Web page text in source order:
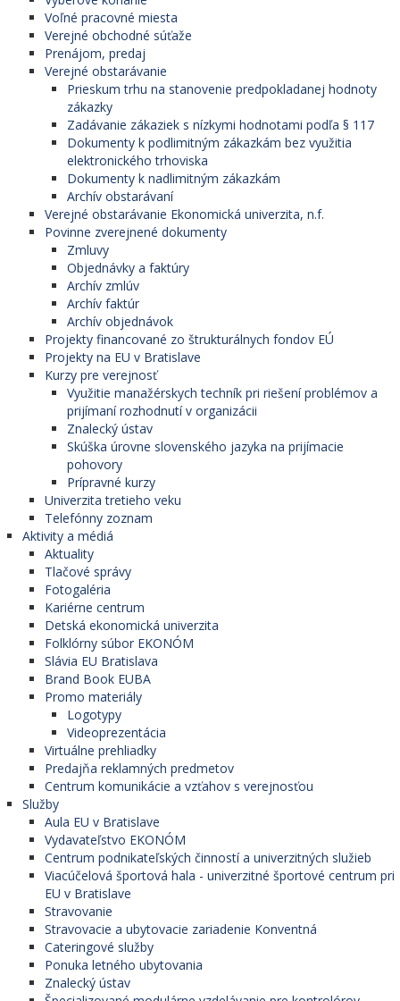
Voľné pracovné miesta
Verejné obchodné súťaže
Prenájom, predaj
Verejné obstarávanie
Prieskum trhu na stanovenie predpokladanej hodnoty
zákazky
Zadávanie zákaziek s nízkymi hodnotami podľa § 117
Dokumenty k podlimitným zákazkám bez využitia
elektronického trhoviska
Dokumenty k nadlimitným zákazkám
Archív obstarávaní
Verejné obstarávanie Ekonomická univerzita, n.f.
Povinne zverejnené dokumenty
Zmluvy
Objednávky a faktúry
Archív zmlúv
Archív faktúr
Archív objednávok
Projekty financované zo štrukturálnych fondov EÚ
Projekty na EU v Bratislave
Kurzy pre verejnosť
Využitie manažérskych techník pri riešení problémov a
prijímaní rozhodnutí v organizácii
Znalecký ústav
Skúška úrovne slovenského jazyka na prijímacie
pohovory
Prípravné kurzy
Univerzita tretieho veku
Telefónny zoznam
Aktivity a médiá
Aktuality
Tlačové správy
Fotogaléria
Kariérne centrum
Detská ekonomická univerzita
Folklórny súbor EKONÓM
Slávia EU Bratislava
Brand Book EUBA
Promo materiály
Logotypy
Videoprezentácia
Virtuálne prehliadky
Predajňa reklamných predmetov
Centrum komunikácie a vzťahov s verejnosťou
Služby
Aula EU v Bratislave
Vydavateľstvo EKONÓM
Centrum podnikateľských činností a univerzitných služieb
Viacúčelová športová hala - univerzitné športové centrum pri
EU v Bratislave
Stravovanie
Stravovacie a ubytovacie zariadenie Konventná
Cateringové služby
Ponuka letného ubytovania
Znalecký ústav